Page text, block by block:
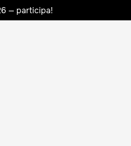
— participa!